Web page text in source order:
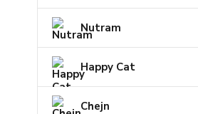
Nutram
Happy Cat
Chejn